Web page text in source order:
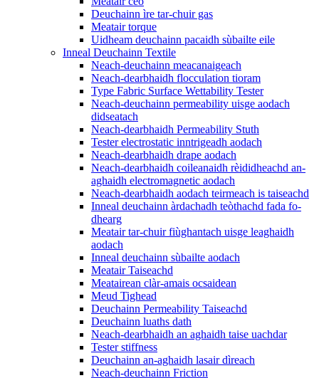
Deuchainn ìre tar-chuir gas
Meatair torque
Uidheam deuchainn pacaidh sùbailte eile
Inneal Deuchainn Textile
Neach-deuchainn meacanaigeach
Neach-dearbhaidh flocculation tioram
Type Fabric Surface Wettability Tester
Neach-deuchainn permeability uisge aodach
didseatach
Neach-dearbhaidh Permeability Stuth
Tester electrostatic inntrigeadh aodach
Neach-dearbhaidh drape aodach
Neach-dearbhaidh coileanaidh rèididheachd an-
aghaidh electromagnetic aodach
Neach-dearbhaidh aodach teirmeach is taiseachd
Inneal deuchainn àrdachadh teòthachd fada fo-
dhearg
Meatair tar-chuir fiùghantach uisge leaghaidh
aodach
Inneal deuchainn sùbailte aodach
Meatair Taiseachd
Meatairean clàr-amais ocsaidean
Meud Tighead
Deuchainn Permeability Taiseachd
Deuchainn luaths dath
Neach-dearbhaidh an aghaidh taise uachdar
Tester stiffness
Deuchainn an-aghaidh lasair dìreach
Neach-deuchainn Friction